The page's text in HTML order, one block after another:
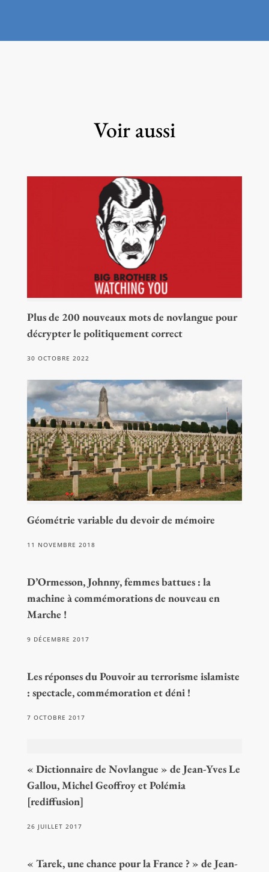
Voir aussi
Plus de 200 nouveaux mots de novlangue pour
décrypter le politiquement correct
30 OCTOBRE 2022
Géométrie variable du devoir de mémoire
11 NOVEMBRE 2018
D’Ormesson, Johnny, femmes battues : la
machine à commémorations de nouveau en
Marche !
9 DÉCEMBRE 2017
Les réponses du Pouvoir au terrorisme islamiste
: spectacle, commémoration et déni !
7 OCTOBRE 2017
« Dictionnaire de Novlangue » de Jean-Yves Le
Gallou, Michel Geoffroy et Polémia
[rediffusion]
26 JUILLET 2017
« Tarek, une chance pour la France ? » de Jean-